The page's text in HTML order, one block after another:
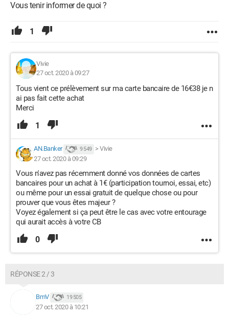
Vous tenir informer de quoi ?
1
Vivie
27 oct. 2020 à 09:27
Tous vient ce prélèvement sur ma carte bancaire de 16€38 je n
ai pas fait cette achat
Merci
1
AN.Banker 9 549 > Vivie
27 oct. 2020 à 09:29
Vous n'avez pas récemment donné vos données de cartes
bancaires pour un achat à 1€ (participation tournoi, essai, etc)
ou même pour un essai gratuit de quelque chose ou pour
prouver que vous êtes majeur ?
Voyez également si ça peut être le cas avec votre entourage
qui aurait accès à votre CB
0
RÉPONSE 2 / 3
BmV 19 505
27 oct. 2020 à 10:21